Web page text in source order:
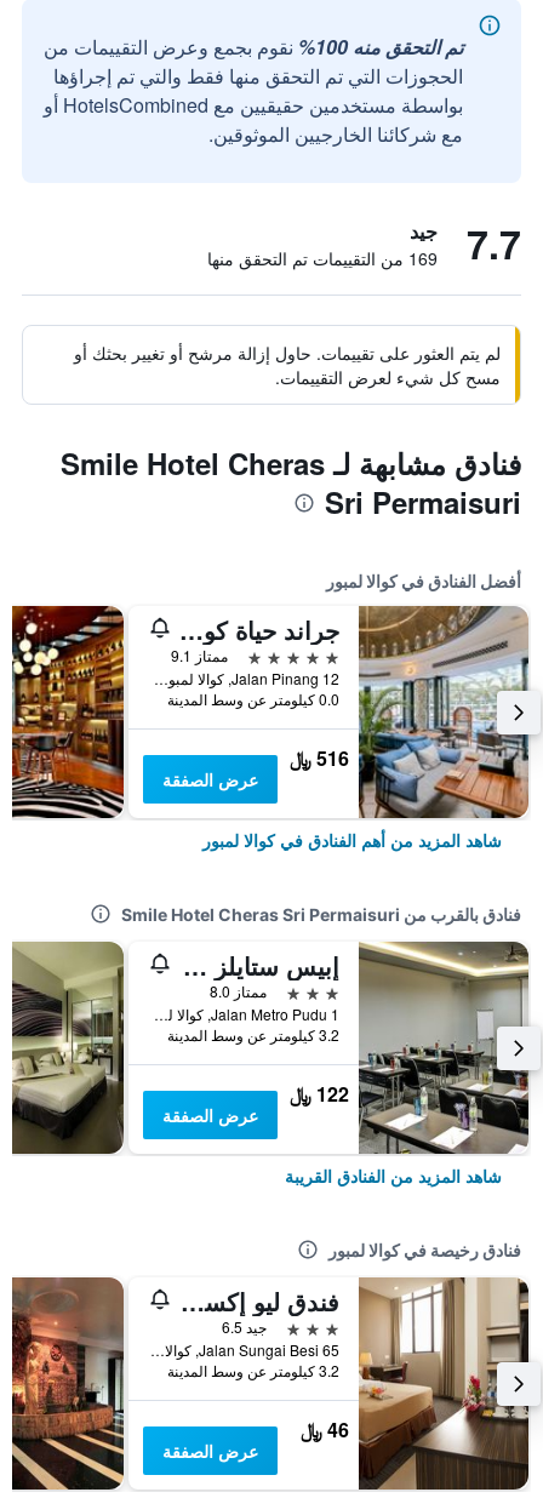
تم التحقق منه 100%
نقوم بجمع وعرض التقييمات من
الحجوزات التي تم التحقق منها فقط والتي تم إجراؤها
بواسطة مستخدمين حقيقيين مع HotelsCombined أو
مع شركائنا الخارجيين الموثوقين.
7.7 جيد
169 من التقييمات تم التحقق منها
لم يتم العثور على تقييمات. حاول إزالة مرشح أو تغيير بحثك أو
مسح كل شيء لعرض التقييمات.
فنادق مشابهة لـ Smile Hotel Cheras
Sri Permaisuri
أفضل الفنادق في كوالا لمبور
جراند حياة كوالالمبور
5 نجوم
ممتاز 9.1
12 Jalan Pinang, كوالا لمبور, ماليزيا
0.0 كيلومتر عن وسط المدينة
516 ﷼
عرض الصفقة
شاهد المزيد من أهم الفنادق في كوالا لمبور
فنادق بالقرب من Smile Hotel Cheras Sri Permaisuri
إبيس ستايلز كوالالمبور فريزر بيزنس بارك
3 نجوم
ممتاز 8.0
Jalan Metro Pudu 1, كوالا لمبور, ماليزيا
3.2 كيلومتر عن وسط المدينة
122 ﷼
عرض الصفقة
شاهد المزيد من الفنادق القريبة
فنادق رخيصة في كوالا لمبور
فندق ليو إكسبرس
3 نجوم
جيد 6.5
65 Jalan Sungai Besi, كوالا لمبور, ماليزيا
3.2 كيلومتر عن وسط المدينة
46 ﷼
عرض الصفقة